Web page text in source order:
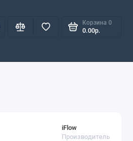
Корзина 0
0.00р.
iFlow
Производитель